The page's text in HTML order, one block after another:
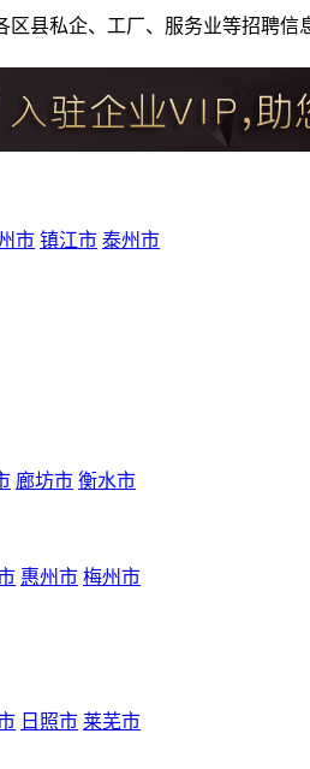
县私企、工厂、服务业等招聘
市 镇江市 泰州市
廊坊市 衡水市
惠州市 梅州市
日照市 莱芜市